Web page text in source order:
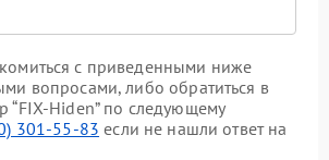
с приведенными ниже
вопросами, либо обратиться в
“FIX-Hiden” по следующему
301-55-83 если не нашли ответ на